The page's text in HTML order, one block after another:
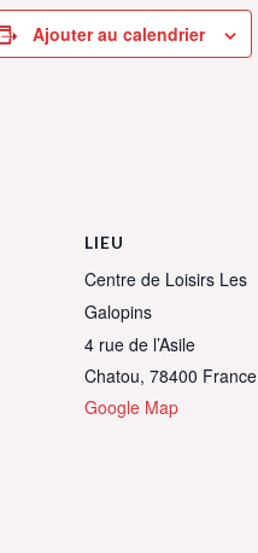
Ajouter au calendrier
LIEU
Centre de Loisirs Les
Galopins
4 rue de l’Asile
Chatou, 78400 France
Google Map